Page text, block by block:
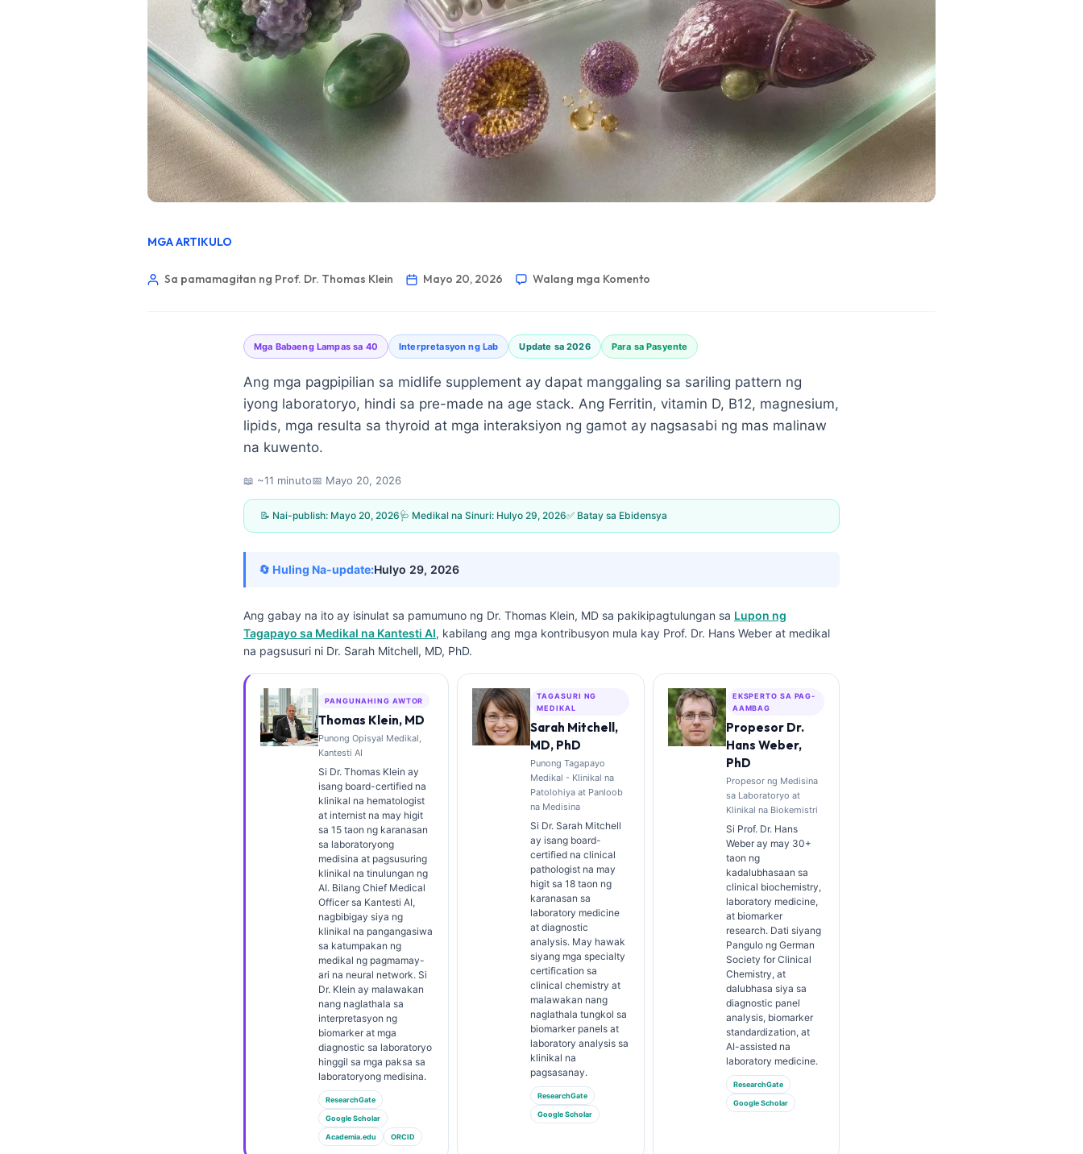
MGA ARTIKULO
Sa pamamagitan ng Prof. Dr. Thomas Klein Mayo 20, 2026 Walang mga Komento
Mga Babaeng Lampas sa 40 Interpretasyon ng Lab Update sa 2026 Para sa Pasyente
Ang mga pagpipilian sa midlife supplement ay dapat manggaling sa sariling pattern ng
iyong laboratoryo, hindi sa pre-made na age stack. Ang Ferritin, vitamin D, B12, magnesium,
lipids, mga resulta sa thyroid at mga interaksiyon ng gamot ay nagsasabi ng mas malinaw
na kuwento.
📖 ~11 minuto📅 Mayo 20, 2026
📝 Nai-publish: Mayo 20, 2026🩺 Medikal na Sinuri: Hulyo 29, 2026✅ Batay sa Ebidensya
🔄 Huling Na-update:Hulyo 29, 2026
Ang gabay na ito ay isinulat sa pamumuno ng Dr. Thomas Klein, MD sa pakikipagtulungan sa Lupon ng
Tagapayo sa Medikal na Kantesti AI, kabilang ang mga kontribusyon mula kay Prof. Dr. Hans Weber at medikal
na pagsusuri ni Dr. Sarah Mitchell, MD, PhD.
PANGUNAHING AWTOR
Thomas Klein, MD
Punong Opisyal Medikal,
Kantesti AI
Si Dr. Thomas Klein ay
isang board-certified na
klinikal na hematologist
at internist na may higit
sa 15 taon ng karanasan
sa laboratoryong
medisina at pagsusuring
klinikal na tinulungan ng
AI. Bilang Chief Medical
Officer sa Kantesti AI,
nagbibigay siya ng
klinikal na pangangasiwa
sa katumpakan ng
medikal ng pagmamay-
ari na neural network. Si
Dr. Klein ay malawakan
nang naglathala sa
interpretasyon ng
biomarker at mga
diagnostic sa laboratoryo
hinggil sa mga paksa sa
laboratoryong medisina.
ResearchGate
Google Scholar
Academia.edu ORCID
TAGASURI NG
MEDIKAL
Sarah Mitchell,
MD, PhD
Punong Tagapayo
Medikal - Klinikal na
Patolohiya at Panloob
na Medisina
Si Dr. Sarah Mitchell
ay isang board-
certified na clinical
pathologist na may
higit sa 18 taon ng
karanasan sa
laboratory medicine
at diagnostic
analysis. May hawak
siyang mga specialty
certification sa
clinical chemistry at
malawakan nang
naglathala tungkol sa
biomarker panels at
laboratory analysis sa
klinikal na
pagsasanay.
ResearchGate
Google Scholar
EKSPERTO SA PAG-
AAMBAG
Propesor Dr.
Hans Weber,
PhD
Propesor ng Medisina
sa Laboratoryo at
Klinikal na Biokemistri
Si Prof. Dr. Hans
Weber ay may 30+
taon ng
kadalubhasaan sa
clinical biochemistry,
laboratory medicine,
at biomarker
research. Dati siyang
Pangulo ng German
Society for Clinical
Chemistry, at
dalubhasa siya sa
diagnostic panel
analysis, biomarker
standardization, at
AI-assisted na
laboratory medicine.
ResearchGate
Google Scholar